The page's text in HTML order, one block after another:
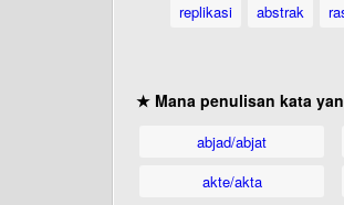
replikasi
abstrak
★ Mana penulisan kata
abjad/abjat
akte/akta